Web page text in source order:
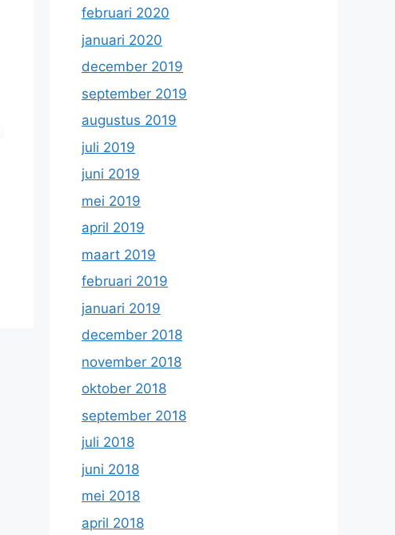
februari 2020
januari 2020
december 2019
september 2019
augustus 2019
juli 2019
juni 2019
mei 2019
april 2019
maart 2019
februari 2019
januari 2019
december 2018
november 2018
oktober 2018
september 2018
juli 2018
juni 2018
mei 2018
april 2018